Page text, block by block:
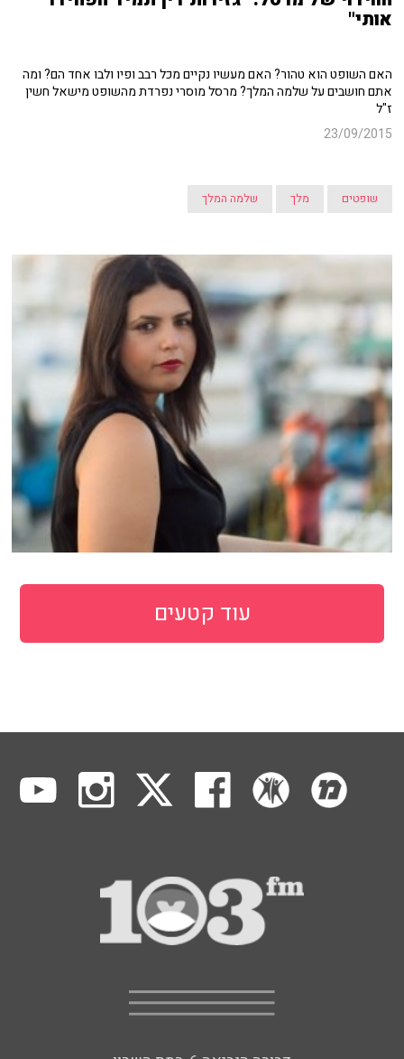
אותי"
האם השופט הוא טהור? האם מעשיו נקיים מכל רבב ופיו ולבו אחד הם? ומה
אתם חושבים על שלמה המלך? מרסל מוסרי נפרדת מהשופט מישאל חשין
ז"ל
23/09/2015
שופטים מלך שלמה המלך
עוד קטעים